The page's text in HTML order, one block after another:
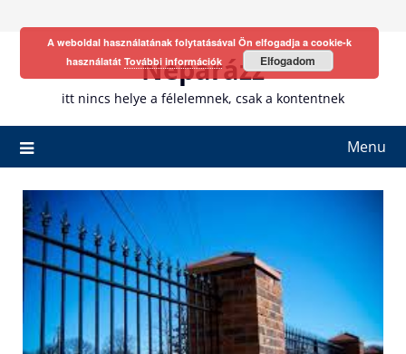
Neparázz
itt nincs helye a félelemnek, csak a kontentnek
Menu
A weboldal használatának folytatásával Ön elfogadja a cookie-k
használatát További információk Elfogadom